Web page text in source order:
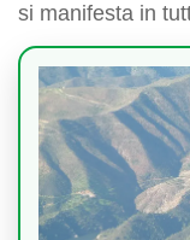
si manifesta in